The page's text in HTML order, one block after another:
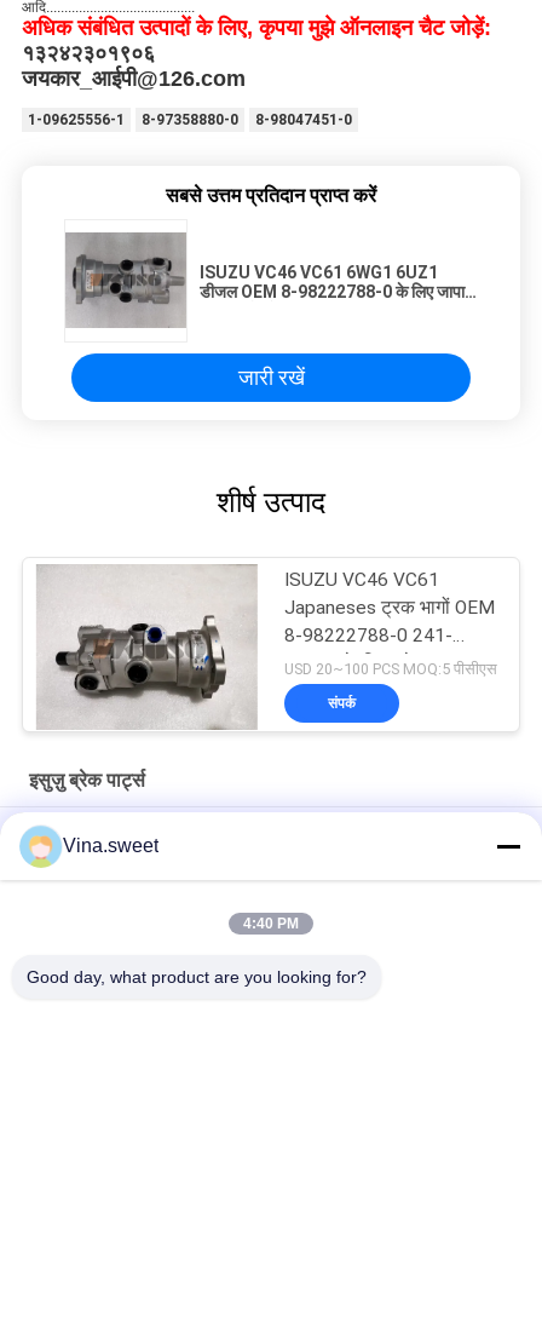
आदि.........................................
अधिक संबंधित उत्पादों के लिए, कृपया मुझे ऑनलाइन चैट जोड़ें:
१३२४२३०१९०६
जयकार_आईपी@126.com
1-09625556-1 8-97358880-0 8-98047451-0
सबसे उत्तम प्रतिदान प्राप्त करें
ISUZU VC46 VC61 6WG1 6UZ1
डीजल OEM 8-98222788-0 के लिए जापानी
जारी रखें
शीर्ष उत्पाद
ISUZU VC46 VC61
Japaneses ट्रक भागों OEM
8-98222788-0 241-
07028 के लिए ब्रेक वाल्व
USD 20~100 PCS MOQ:5 पीसीएस
संपर्क
इसुज़ु ब्रेक पार्ट्स
147600747 फ्रंट ब्रेक व्हील सिलेंडर इसुज़ु ब्रेक पार्ट्स
1476006840 1-47600684-0 ISUZU CXZ81 10PE1 रियर ब्रेक व्हील
Vina.sweet
4:40 PM
Good day, what product are you looking for?